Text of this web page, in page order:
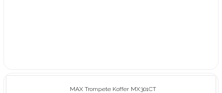
MAX Trompete Koffer MX301CT